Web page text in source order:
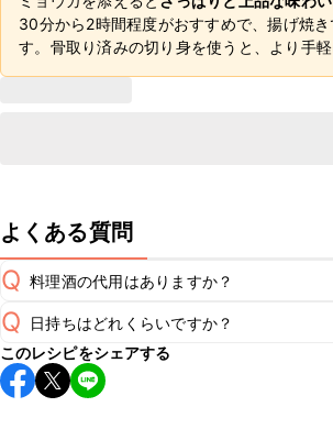
30分から2時間程度がおすすめで、揚げ焼き
す。骨取り済みの切り身を使うと、より手軽
よくある質問
Q 料理酒の代用はありますか？
A
Q 日持ちはどれくらいですか？
保存期間は冷蔵で翌日中が目安です。なる
し上がりください。
このレシピをシェアする